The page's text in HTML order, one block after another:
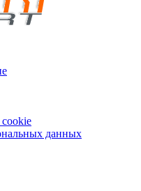
данных